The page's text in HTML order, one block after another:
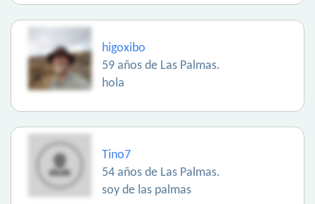
higoxibo
59 años de Las Palmas.
hola
Tino7
54 años de Las Palmas.
soy de las palmas